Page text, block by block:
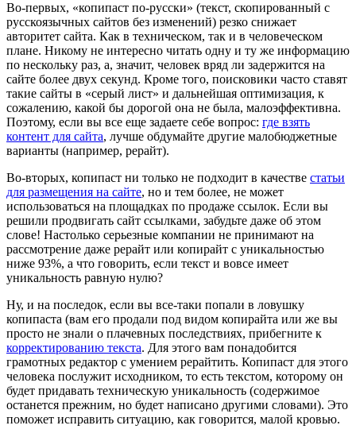
Во-первых, «копипаст по-русски» (текст, скопированный с
русскоязычных сайтов без изменений) резко снижает
авторитет сайта. Как в техническом, так и в человеческом
плане. Никому не интересно читать одну и ту же информацию
по нескольку раз, а, значит, человек вряд ли задержится на
сайте более двух секунд. Кроме того, поисковики часто ставят
такие сайты в «серый лист» и дальнейшая оптимизация, к
сожалению, какой бы дорогой она не была, малоэффективна.
Поэтому, если вы все еще задаете себе вопрос: где взять
контент для сайта, лучше обдумайте другие малобюджетные
варианты (например, рерайт).
Во-вторых, копипаст ни только не подходит в качестве статьи
для размещения на сайте, но и тем более, не может
использоваться на площадках по продаже ссылок. Если вы
решили продвигать сайт ссылками, забудьте даже об этом
слове! Настолько серьезные компании не принимают на
рассмотрение даже рерайт или копирайт с уникальностью
ниже 93%, а что говорить, если текст и вовсе имеет
уникальность равную нулю?
Ну, и на последок, если вы все-таки попали в ловушку
копипаста (вам его продали под видом копирайта или же вы
просто не знали о плачевных последствиях, прибегните к
корректированию текста. Для этого вам понадобится
грамотных редактор с умением рерайтить. Копипаст для этого
человека послужит исходником, то есть текстом, которому он
будет придавать техническую уникальность (содержимое
останется прежним, но будет написано другими словами). Это
поможет исправить ситуацию, как говорится, малой кровью.